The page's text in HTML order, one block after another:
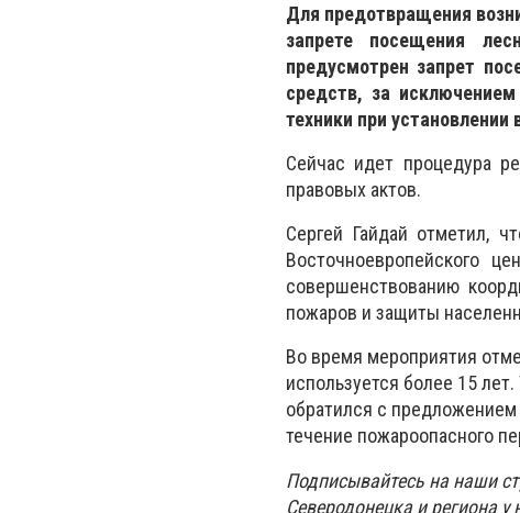
Для предотвращения
запрете посещения
предусмотрен запрет
средств, за
техники при
Сейчас идет процедура
правовых актов.
Сергей Гайдай отметил,
Восточноевропейского
совершенствованию
пожаров и защиты
Во время мероприятия
используется более 15
обратился с
течение пожароопасного
Подписывайтесь на наши
Северодонецка и региона у